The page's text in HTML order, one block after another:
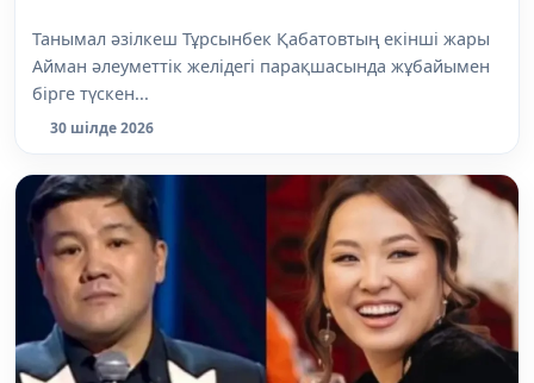
Танымал әзілкеш Тұрсынбек Қабатовтың екінші жары
Айман әлеуметтік желідегі парақшасында жұбайымен
бірге түскен...
30 шілде 2026